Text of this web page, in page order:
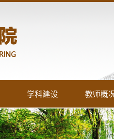
学科建设 教师概